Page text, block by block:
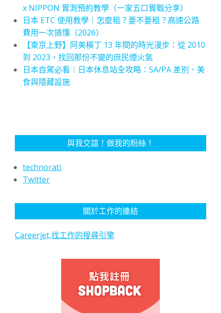
x NIPPON 實測預約教學（一家五口實戰分享）
日本 ETC 使用教學｜怎麼租？要不要租？高速公路
費用一次搞懂（2026）
【東京上野】阿美橫丁 13 年間的時光漫步：從 2010
到 2023，找回那份不變的庶民煙火氣
日本自駕必看｜日本休息站全攻略：SA/PA 差別、美
食與隱藏設施
與我交誼！做我的粉絲！
technorati
Twitter
關於工作的連結
Careerjet,找工作的搜尋引擎